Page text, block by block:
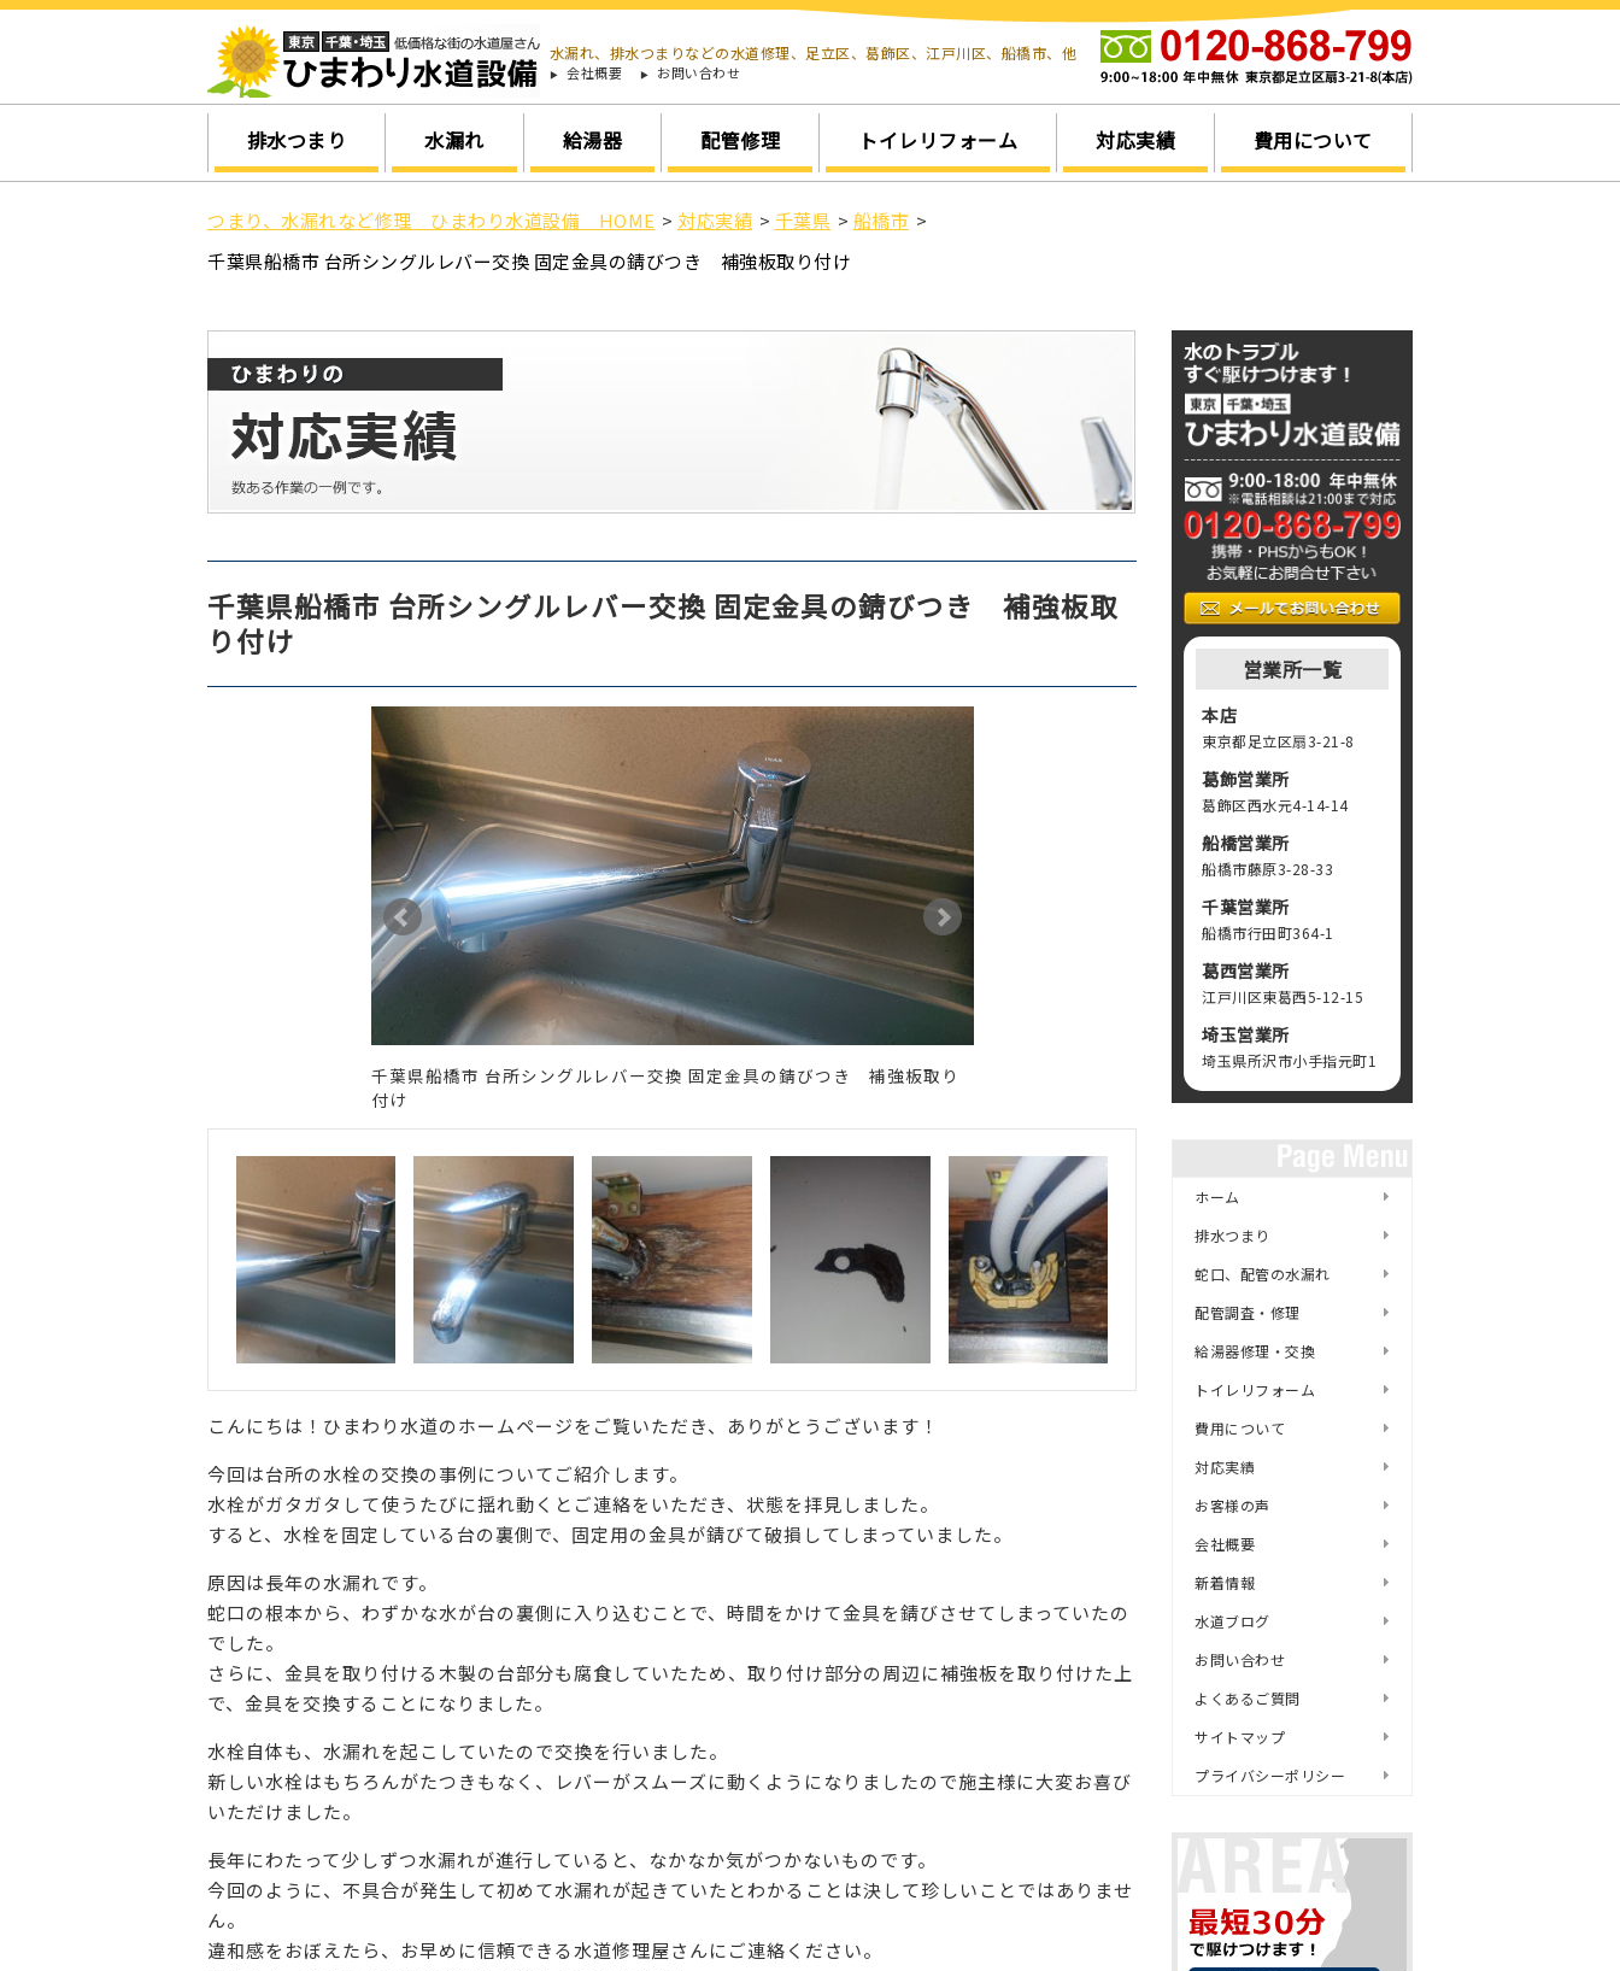
水漏れ、排水つまりなどの水道修理、足立区、葛飾区、江戸川区、船橋市、他
会社概要 お問い合わせ
排水つまり 水漏れ 給湯器 配管修理 トイレリフォーム 対応実績 費用について
つまり、水漏れなど修理 ひまわり水道設備 HOME > 対応実績 > 千葉県 > 船橋市 >
千葉県船橋市 台所シングルレバー交換 固定金具の錆びつき 補強板取り付け
千葉県船橋市 台所シングルレバー交換 固定金具の錆びつき 補強板取
り付け
千葉県船橋市 台所シングルレバー交換 固定金具の錆びつき 補強板取り
付け
こんにちは！ひまわり水道のホームページをご覧いただき、ありがとうございます！
今回は台所の水栓の交換の事例についてご紹介します。
水栓がガタガタして使うたびに揺れ動くとご連絡をいただき、状態を拝見しました。
すると、水栓を固定している台の裏側で、固定用の金具が錆びて破損してしまっていました。
原因は長年の水漏れです。
蛇口の根本から、わずかな水が台の裏側に入り込むことで、時間をかけて金具を錆びさせてしまっていたの
でした。
さらに、金具を取り付ける木製の台部分も腐食していたため、取り付け部分の周辺に補強板を取り付けた上
で、金具を交換することになりました。
水栓自体も、水漏れを起こしていたので交換を行いました。
新しい水栓はもちろんがたつきもなく、レバーがスムーズに動くようになりましたので施主様に大変お喜び
いただけました。
長年にわたって少しずつ水漏れが進行していると、なかなか気がつかないものです。
今回のように、不具合が発生して初めて水漏れが起きていたとわかることは決して珍しいことではありませ
ん。
違和感をおぼえたら、お早めに信頼できる水道修理屋さんにご連絡ください。
営業所一覧
本店
東京都足立区扇3-21-8
葛飾営業所
葛飾区西水元4-14-14
船橋営業所
船橋市藤原3-28-33
千葉営業所
船橋市行田町364-1
葛西営業所
江戸川区東葛西5-12-15
埼玉営業所
埼玉県所沢市小手指元町1
ホーム
排水つまり
蛇口、配管の水漏れ
配管調査・修理
給湯器修理・交換
トイレリフォーム
費用について
対応実績
お客様の声
会社概要
新着情報
水道ブログ
お問い合わせ
よくあるご質問
サイトマップ
プライバシーポリシー